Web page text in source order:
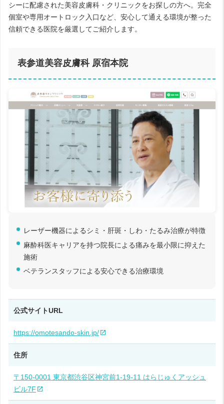
シーに配慮された美容皮膚科・クリニックをお探しの方へ。完全
個室や専用オートロック入口など、安心して通える環境が整った
信頼できる医院を厳選してご紹介します。
表参道美容皮膚科 原宿本院
レーザー機器によるシミ・肝斑・しわ・たるみ治療が特徴
麻酔科医キャリアを持つ院長による痛みを最小限に抑えた
施術
ベテランスタッフによる安心できる治療環境
公式サイトURL
https://omotesando-skin.jp/
住所
〒150-0001 東京都渋谷区神宮前1-19-11 はらじゅくアッシュ
ビル7F